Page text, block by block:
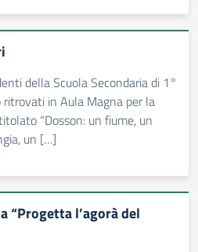
della Scuola Secondaria di 1°
ritrovati in Aula Magna per la
“Dosson: un fiume, un
un […]
“Progetta l’agorà del